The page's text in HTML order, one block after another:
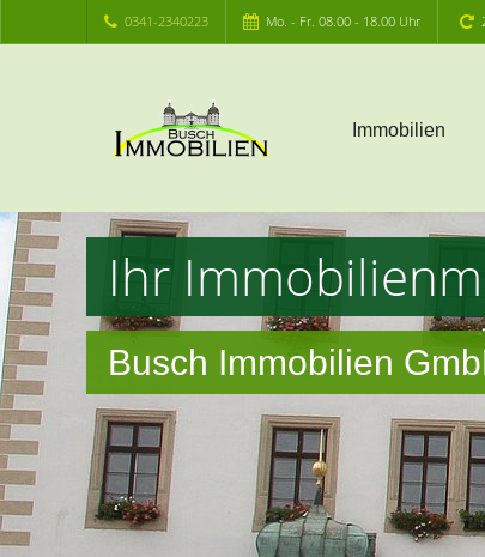
0341-2340223 Mo. - Fr. 08.00 - 18.00 Uhr
Immobilien
Ihr
Busch Immobilien